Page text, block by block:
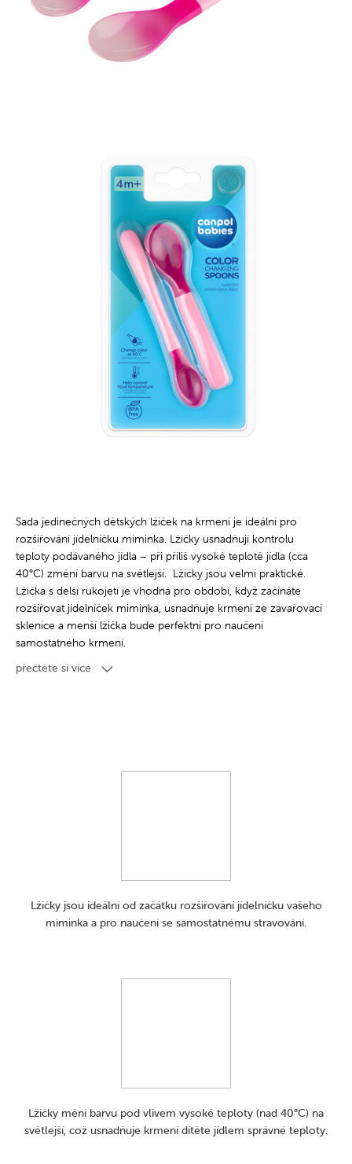
Sada jedinečných dětských lžiček na krmení je ideální pro
rozšiřování jídelníčku miminka. Lžičky usnadňují kontrolu
teploty podávaného jídla – při příliš vysoké teplotě jídla (cca
40°C) změní barvu na světlejší. Lžičky jsou velmi praktické.
Lžička s delší rukojetí je vhodná pro období, když začínáte
rozšiřovat jídelníček miminka, usnadňuje krmení ze zavařovací
sklenice a menší lžička bude perfektní pro naučení
samostatného krmení.
jejich zaoblené hrany nedráždí jemné dětské dásně. Při výrobě
Suggested age from 4 months
přečtěte si více
Lžičky jsou ideální od začátku rozšiřování jídelníčku vašeho
miminka a pro naučení se samostatnému stravování.
Lžičky mění barvu pod vlivem vysoké teploty (nad 40°C) na
světlejší, což usnadňuje krmení dítěte jídlem správné teploty.